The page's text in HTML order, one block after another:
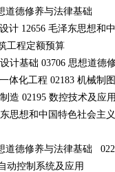
道德修养与法律基础
计 12656 毛泽东思想和
工程定额预算
计基础 03706 思想道德
体化工程 02183 机械制
造 02195 数控技术及应
思想和中国特色社会主
道德修养与法律基础
控制系统及应用